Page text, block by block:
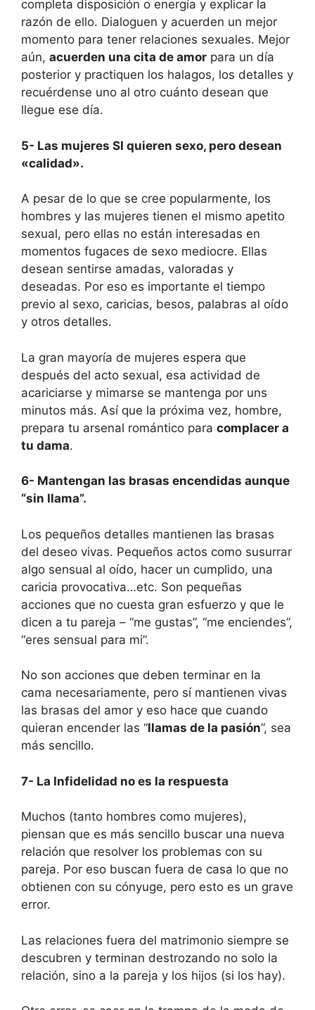
completa disposición o energía y explicar la
razón de ello. Dialoguen y acuerden un mejor
momento para tener relaciones sexuales. Mejor
aún, acuerden una cita de amor para un día
posterior y practiquen los halagos, los detalles y
recuérdense uno al otro cuánto desean que
llegue ese día.
5- Las mujeres SI quieren sexo, pero desean
«calidad».
A pesar de lo que se cree popularmente, los
hombres y las mujeres tienen el mismo apetito
sexual, pero ellas no están interesadas en
momentos fugaces de sexo mediocre. Ellas
desean sentirse amadas, valoradas y
deseadas. Por eso es importante el tiempo
previo al sexo, caricias, besos, palabras al oído
y otros detalles.
La gran mayoría de mujeres espera que
después del acto sexual, esa actividad de
acariciarse y mimarse se mantenga por uns
minutos más. Así que la próxima vez, hombre,
prepara tu arsenal romántico para complacer a
tu dama.
6- Mantengan las brasas encendidas aunque
“sin llama”.
Los pequeños detalles mantienen las brasas
del deseo vivas. Pequeños actos como susurrar
algo sensual al oído, hacer un cumplido, una
caricia provocativa…etc. Son pequeñas
acciones que no cuesta gran esfuerzo y que le
dicen a tu pareja – “me gustas”, “me enciendes”,
“eres sensual para mi”.
No son acciones que deben terminar en la
cama necesariamente, pero sí mantienen vivas
las brasas del amor y eso hace que cuando
quieran encender las “llamas de la pasión”, sea
más sencillo.
7- La Infidelidad no es la respuesta
Muchos (tanto hombres como mujeres),
piensan que es más sencillo buscar una nueva
relación que resolver los problemas con su
pareja. Por eso buscan fuera de casa lo que no
obtienen con su cónyuge, pero esto es un grave
error.
Las relaciones fuera del matrimonio siempre se
descubren y terminan destrozando no solo la
relación, sino a la pareja y los hijos (si los hay).